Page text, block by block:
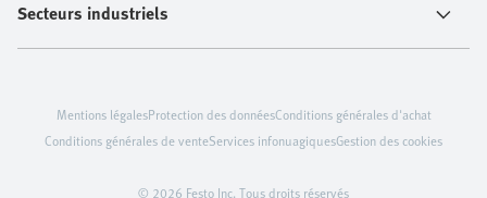
Secteurs industriels
© 2026 Festo Inc. Tous droits réservés
Mentions légalesProtection des donnéesConditions générales d'achat
Conditions générales de venteServices infonuagiquesGestion des cookies